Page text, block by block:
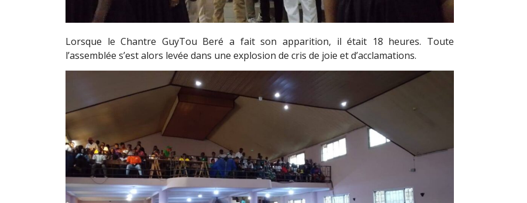
Lorsque le Chantre GuyTou Beré a fait son apparition, il était 18 heures. Toute
l’assemblée s’est alors levée dans une explosion de cris de joie et d’acclamations.